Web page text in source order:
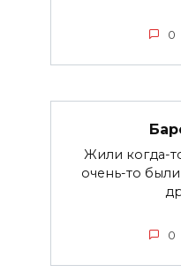
0
Жили когда-
очень-то
0